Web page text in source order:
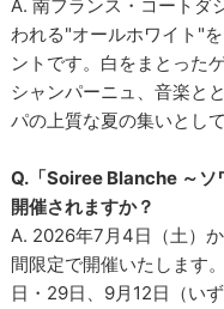
A. 南フランス・コートダ
われる"オールホワイト"
ントです。白をまとった
シャンパーニュ、音楽と
パの上質な夏の集いとし
Q.「Soiree Blanche ～ソ
開催されますか？
A. 2026年7月4日（土）
間限定で開催いたします
日・29日、9月12日（い